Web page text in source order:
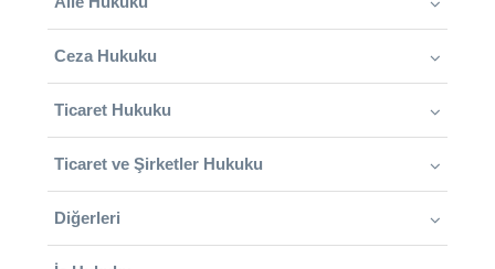
Ceza Hukuku
Ticaret Hukuku
Ticaret ve Şirketler Hukuku
Diğerleri